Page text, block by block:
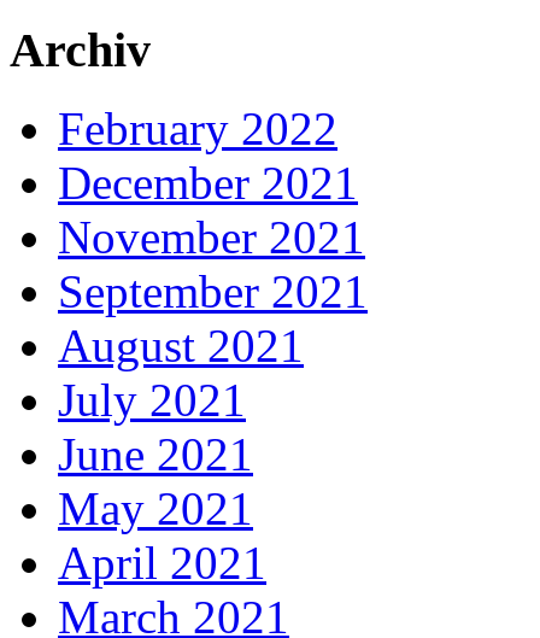
Archiv
February 2022
December 2021
November 2021
September 2021
August 2021
July 2021
June 2021
May 2021
April 2021
March 2021